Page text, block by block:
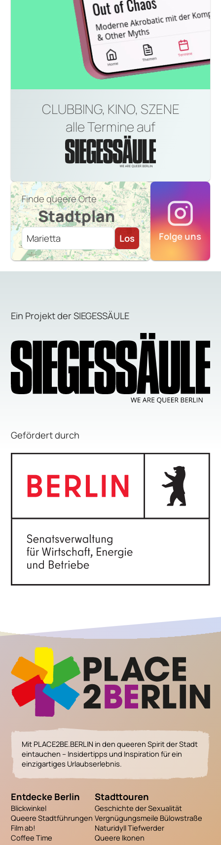
CLUBBING, KINO, SZENE
alle Termine auf
Finde queere Orte
Stadtplan
Los Folge uns
Ein Projekt der SIEGESSÄULE
Gefördert durch
Mit PLACE2BE.BERLIN in den queeren Spirit der Stadt
eintauchen – Insidertipps und Inspiration für ein
einzigartiges Urlaubserlebnis.
Entdecke Berlin
Blickwinkel
Queere Stadtführungen
Film ab!
Coffee Time
Stadttouren
Geschichte der Sexualität
Vergnügungsmeile Bülowstraße
Naturidyll Tiefwerder
Queere Ikonen